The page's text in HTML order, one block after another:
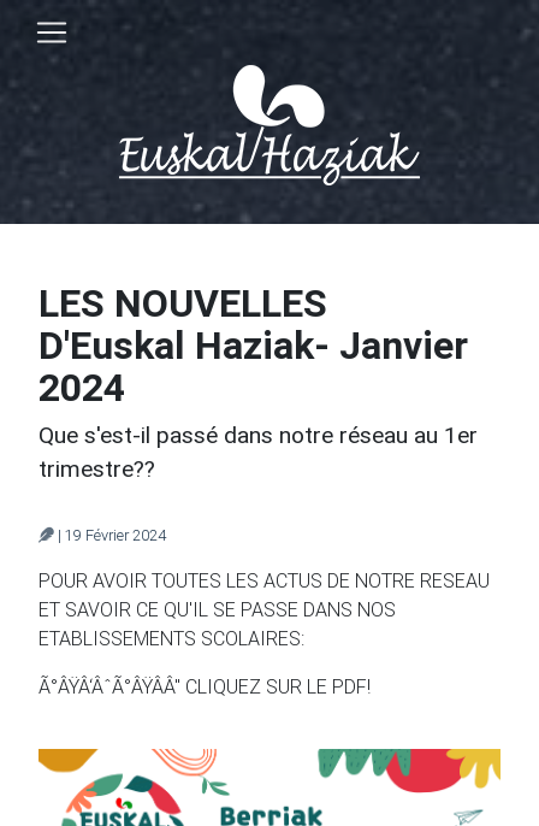
LES NOUVELLES
D'Euskal Haziak- Janvier
2024
Que s'est-il passé dans notre réseau au 1er
trimestre??
| 19 Février 2024
POUR AVOIR TOUTES LES ACTUS DE NOTRE RESEAU
ET SAVOIR CE QU'IL SE PASSE DANS NOS
ETABLISSEMENTS SCOLAIRES:
Ã°ÂŸÂ‘ÂˆÃ°ÂŸÂÂ" CLIQUEZ SUR LE PDF!